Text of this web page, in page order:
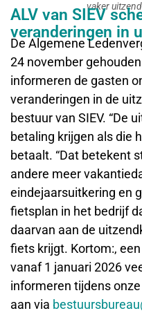
vaker
ALV van SIEV
veranderingen in
De Algemene
24 november
informeren de gasten
veranderingen in de
bestuur van SIEV. “De
betaling krijgen als die
betaalt. “Dat betekent
andere meer
eindejaarsuitkering en
fietsplan in het bedrijf
daarvan aan de
fiets krijgt. Kortom:,
vanaf 1 januari 2026
informeren tijdens
aan via